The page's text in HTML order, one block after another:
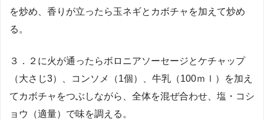
を炒め、香りが立ったら玉ネギとカボチャを加えて炒め
る。
３．２に火が通ったらボロニアソーセージとケチャップ
（大さじ3）、コンソメ（1個）、牛乳（100ｍｌ）を加え
てカボチャをつぶしながら、全体を混ぜ合わせ、塩・コシ
ョウ（適量）で味を調える。